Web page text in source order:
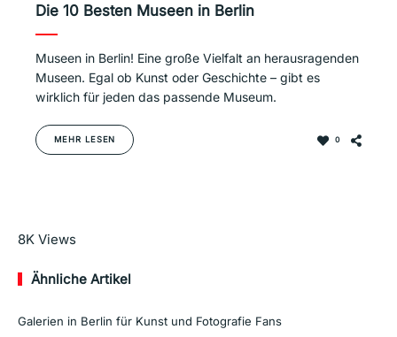
Die 10 Besten Museen in Berlin
Museen in Berlin! Eine große Vielfalt an herausragenden
Museen. Egal ob Kunst oder Geschichte – gibt es
wirklich für jeden das passende Museum.
MEHR LESEN 0
Mehr lesen
8K Views
Ähnliche Artikel
Galerien in Berlin für Kunst und Fotografie Fans